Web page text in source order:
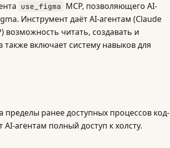
use_figma MCP, позволяющего AI-
Инструмент даёт AI-агентам (Claude
возможность читать, создавать и
включает систему навыков для
ранее доступных процессов код-
AI-агентам полный доступ к холсту.